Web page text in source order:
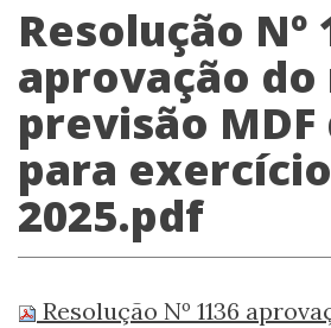
Resolução Nº
aprovação do
previsão MDF
para exercício
2025.pdf
Resolução Nº 1136